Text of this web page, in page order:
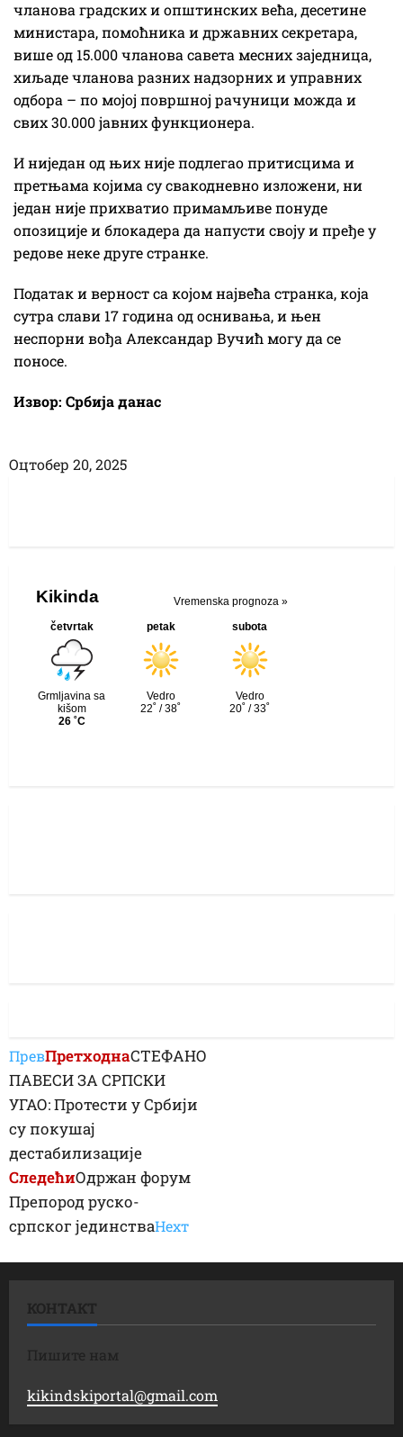
чланова градских и општинских већа, десетине
министара, помоћника и државних секретара,
више од 15.000 чланова савета месних заједница,
хиљаде чланова разних надзорних и управних
одбора – по мојој површној рачуници можда и
свих 30.000 јавних функционера.
И ниједан од њих није подлегао притисцима и
претњама којима су свакодневно изложени, ни
један није прихватио примамљиве понуде
опозиције и блокадера да напусти своју и пређе у
редове неке друге странке.
Податак и верност са којом највећа странка, која
сутра слави 17 година од оснивања, и њен
неспорни вођа Александар Вучић могу да се
поносе.
Извор: Србија данас
Оцтобер 20, 2025
ПревПретходнаСТЕФАНО
ПАВЕСИ ЗА СРПСКИ
УГАО: Протести у Србији
су покушај
дестабилизације
СледећиОдржан форум
Препород руско-
српског јединстваНеxт
КОНТАКТ
Пишите нам
kikindskiportal@gmail.com